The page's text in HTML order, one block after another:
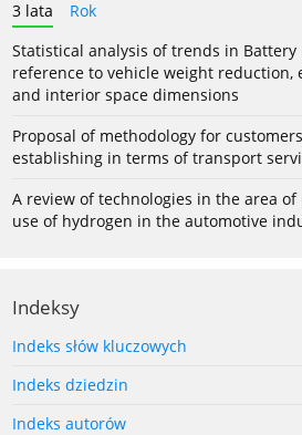
3 lata
Rok
Statistical analysis of trends in Battery
reference to vehicle weight reduction,
and interior space dimensions
Proposal of methodology for
establishing in terms of transport
A review of technologies in the area
use of hydrogen in the automotive
Indeksy
Indeks słów kluczowych
Indeks dziedzin
Indeks autorów